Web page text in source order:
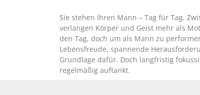
Sie stehen Ihren Mann – Tag für Tag.
verlangen Körper und Geist mehr als
den Tag, doch um als Mann zu
Lebensfreude, spannende
Grundlage dafür. Doch langfristig
regelmäßig auftankt.